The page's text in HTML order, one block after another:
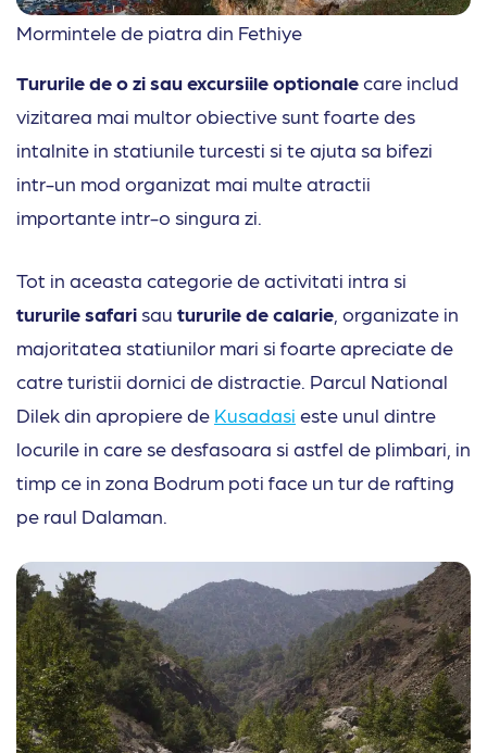
Mormintele de piatra din Fethiye
Tururile de o zi sau excursiile optionalecare includ
vizitarea mai multor obiective sunt foarte des
intalnite in statiunile turcesti si te ajuta sa bifezi
intr-un mod organizat mai multe atractii
importante intr-o singura zi.
Tot in aceasta categorie de activitati intra si
tururile safari sau tururile de calarie , organizate in
majoritatea statiunilor mari si foarte apreciate de
catre turistii dornici de distractie. Parcul National
Dilek din apropiere de Kusadasi este unul dintre
locurile in care se desfasoara si astfel de plimbari, in
timp ce in zona Bodrum poti face un tur de rafting
pe raul Dalaman.